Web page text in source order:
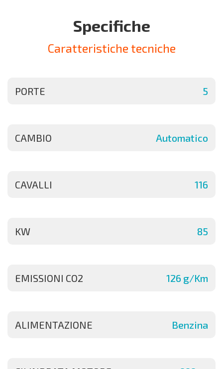
Specifiche
Caratteristiche tecniche
PORTE 5
CAMBIO Automatico
CAVALLI 116
KW 85
EMISSIONI CO2 126 g/Km
ALIMENTAZIONE Benzina